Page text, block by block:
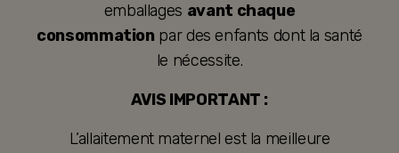
emballages avant chaque
consommation par des enfants dont la santé
le nécessite.
AVIS IMPORTANT :
L’allaitement maternel est la meilleure